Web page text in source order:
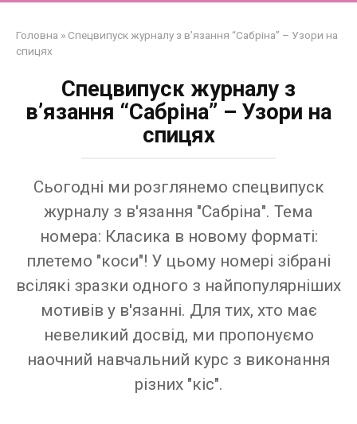
Головна » Спецвипуск журналу з в’язання “Сабріна” – Узори на
спицях
Спецвипуск журналу з
в’язання “Сабріна” – Узори на
спицях
Сьогодні ми розглянемо спецвипуск
журналу з в'язання "Сабріна". Тема
номера: Класика в новому форматі:
плетемо "коси"! У цьому номері зібрані
всілякі зразки одного з найпопулярніших
мотивів у в'язанні. Для тих, хто має
невеликий досвід, ми пропонуємо
наочний навчальний курс з виконання
різних "кіс".